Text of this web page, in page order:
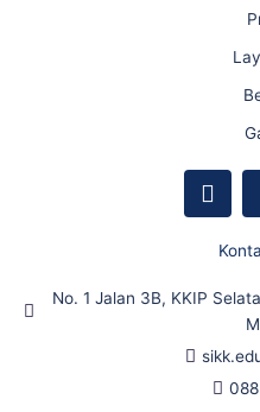
F
a
e
o
k
No. 1 Jalan 3B, KKIP